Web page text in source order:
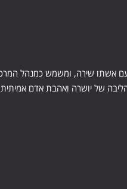
הקים את מרכז גמילה שבטיא בשנת 2019 יחד עם אשתו שירה, ומשמש
של יושרה ואהבת אדם